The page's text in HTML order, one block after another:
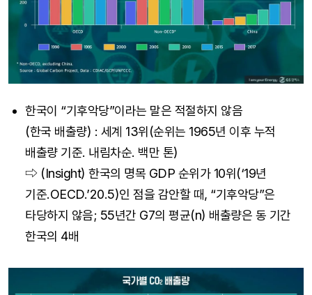
한국이 “기후악당”이라는 말은 적절하지 않음
(한국 배출량) : 세계 13위(순위는 1965년 이후 누적
배출량 기준. 내림차순. 백만 톤)
⇨ (Insight) 한국의 명목 GDP 순위가 10위(‘19년
기준.OECD.’20.5)인 점을 감안할 때, “기후악당”은
타당하지 않음; 55년간 G7의 평균(n) 배출량은 동 기간
한국의 4배